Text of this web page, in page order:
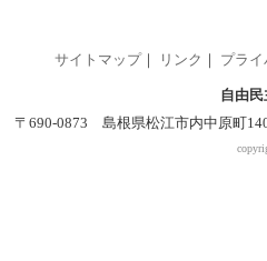
サイトマップ｜ リンク プラ
自由
〒690-0873 島根県松江市内中原町